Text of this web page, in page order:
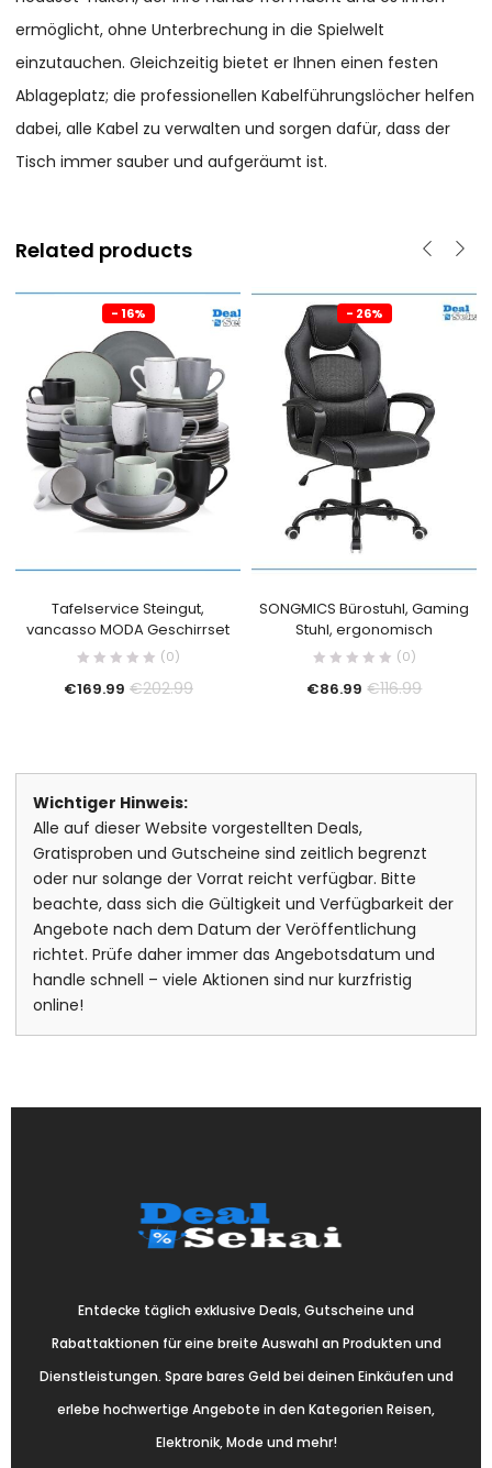
ermöglicht, ohne Unterbrechung in die Spielwelt
einzutauchen. Gleichzeitig bietet er Ihnen einen festen
Ablageplatz; die professionellen Kabelführungslöcher helfen
dabei, alle Kabel zu verwalten und sorgen dafür, dass der
Tisch immer sauber und aufgeräumt ist.
Related products
- 16%
Tafelservice Steingut,
vancasso MODA Geschirrset
(0)
€169.99 €202.99
- 26%
SONGMICS Bürostuhl, Gaming
Stuhl, ergonomisch
(0)
€86.99 €116.99
Wichtiger Hinweis:
Alle auf dieser Website vorgestellten Deals,
Gratisproben und Gutscheine sind zeitlich begrenzt
oder nur solange der Vorrat reicht verfügbar. Bitte
beachte, dass sich die Gültigkeit und Verfügbarkeit der
Angebote nach dem Datum der Veröffentlichung
richtet. Prüfe daher immer das Angebotsdatum und
handle schnell – viele Aktionen sind nur kurzfristig
online!
Entdecke täglich exklusive Deals, Gutscheine und
Rabattaktionen für eine breite Auswahl an Produkten und
Dienstleistungen. Spare bares Geld bei deinen Einkäufen und
erlebe hochwertige Angebote in den Kategorien Reisen,
Elektronik, Mode und mehr!